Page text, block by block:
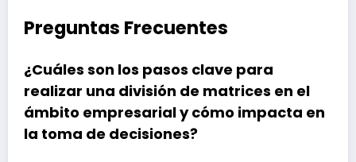
Preguntas Frecuentes
¿Cuáles son los pasos clave para
realizar una división de matrices en el
ámbito empresarial y cómo impacta en
la toma de decisiones?